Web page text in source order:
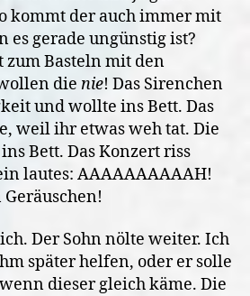
kommt der auch immer mit
es gerade ungünstig ist?
Basteln mit den
die nie! Das Sirenchen
und wollte ins Bett. Das
weil ihr etwas weh tat. Die
Bett. Das Konzert riss
lautes: AAAAAAAAAAH!
Der Sohn nölte weiter. Ich
später helfen, oder er solle
dieser gleich käme. Die